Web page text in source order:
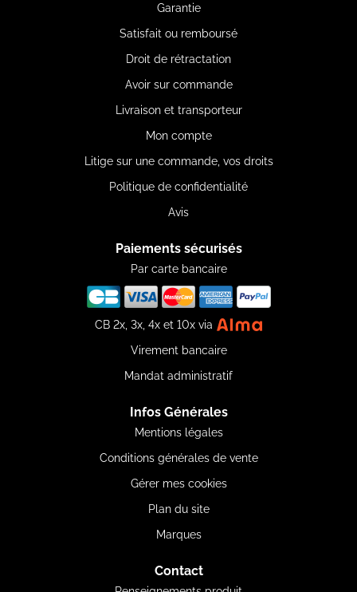
Garantie
Satisfait ou remboursé
Droit de rétractation
Avoir sur commande
Livraison et transporteur
Mon compte
Litige sur une commande, vos droits
Politique de confidentialité
Avis
Paiements sécurisés
Par carte bancaire
CB 2x, 3x, 4x et 10x via
Virement bancaire
Mandat administratif
Infos Générales
Mentions légales
Conditions générales de vente
Gérer mes cookies
Plan du site
Marques
Contact